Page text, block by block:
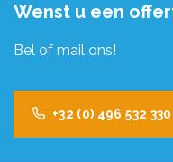
Wenst u een
Bel of mail ons!
+32 (0) 496 532 330